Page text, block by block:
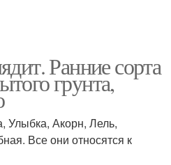
Ранние сорта
грунта,
Улыбка, Акорн, Лель,
Все они относятся к